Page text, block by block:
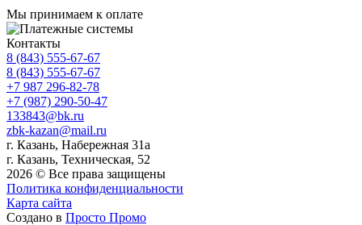
Мы принимаем к оплате
Контакты
8 (843) 555-67-67
8 (843) 555-67-67
+7 987 296-82-78
+7 (987) 290-50-47
133843@bk.ru
zbk-kazan@mail.ru
г. Казань, Набережная 31а
г. Казань, Техническая, 52
2026 © Все права защищены
Политика конфиденциальности
Карта сайта
Создано в Просто Промо